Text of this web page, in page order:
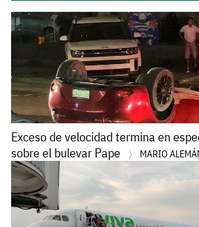
Exceso de velocidad termina en
sobre el bulevar Pape
MARIO